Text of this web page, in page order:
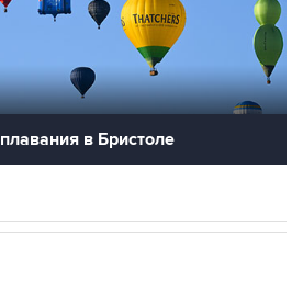
в Бристоле